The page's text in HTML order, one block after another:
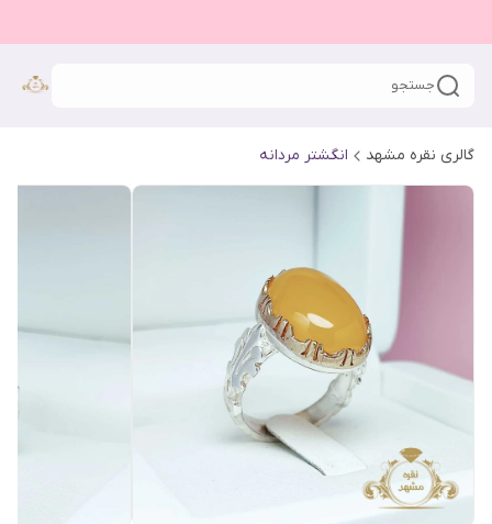
جستجو
گالری نقره مشهد انگشتر مردانه